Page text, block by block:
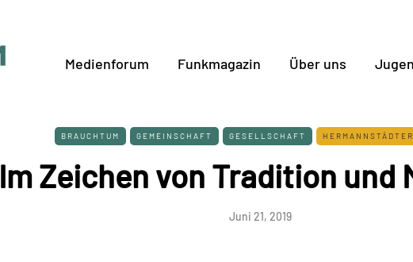
Medienforum Funkmagazin Über uns
BRAUCHTUM GEMEINSCHAFT GESELLSCHAFT
Im Zeichen von Tradition und
Juni 21, 2019